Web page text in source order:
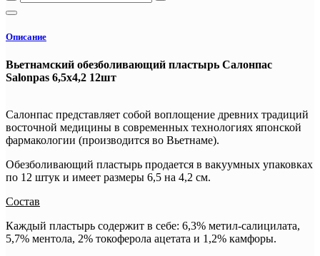
Описание
Вьетнамский обезболивающий пластырь Салонпас
Salonpas 6,5х4,2 12шт
Салонпас представляет собой воплощение древних традиций
восточной медицины в современных технологиях японской
фармакологии (производится во Вьетнаме).
Обезболивающий пластырь продается в вакуумных упаковках
по 12 штук и имеет размеры 6,5 на 4,2 см.
Состав
Каждый пластырь содержит в себе: 6,3% метил-салицилата,
5,7% ментола, 2% токоферола ацетата и 1,2% камфоры.